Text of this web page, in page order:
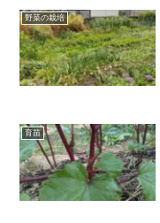
野菜の栽培
育苗